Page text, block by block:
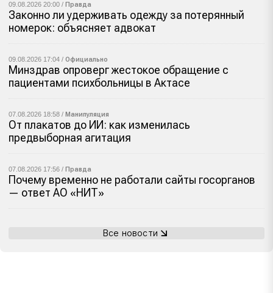
09.08.2026 20:00 / Правда
Законно ли удерживать одежду за потерянный
номерок: объясняет адвокат
09.08.2026 17:04 / Официально
Минздрав опроверг жестокое обращение с
пациентами психбольницы в Актасе
07.08.2026 18:58 / Манипуляция
От плакатов до ИИ: как изменилась
предвыборная агитация
07.08.2026 17:56 / Правда
Почему временно не работали сайты госорганов
— ответ АО «НИТ»
Все новости